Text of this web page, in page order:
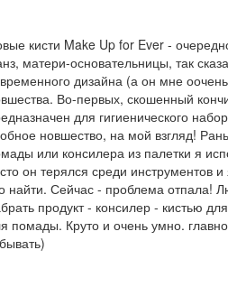
кисти Make Up for Ever -
матери-основательницы, так
дизайна (а он мне
Во-первых, скошенный
для гигиенического
новшество, на мой взгляд!
или консилера из палетки я
он терялся среди инструментов
найти. Сейчас - проблема отпала!
продукт - консилер - кистью
помады. Круто и очень умно.